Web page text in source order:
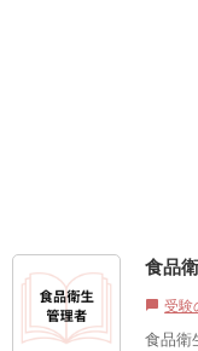
食品
chat_bubble 受験
食品衛